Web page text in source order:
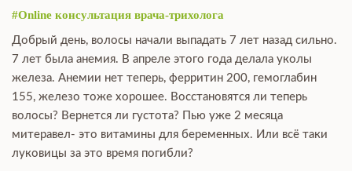
#Online консультация врача-трихолога
Добрый день, волосы начали выпадать 7 лет назад сильно.
7 лет была анемия. В апреле этого года делала уколы
железа. Анемии нет теперь, ферритин 200, гемоглабин
155, железо тоже хорошее. Восстановятся ли теперь
волосы? Вернется ли густота? Пью уже 2 месяца
митеравел- это витамины для беременных. Или всё таки
луковицы за это время погибли?